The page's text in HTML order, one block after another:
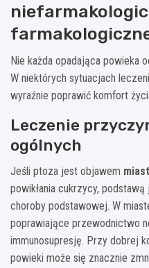
Nie każda opadająca powieka
W niektórych sytuacjach
wyraźnie poprawić komfort
Leczenie
ogólnych
Jeśli ptoza jest objawem
powikłania cukrzycy,
choroby podstawowej. W
poprawiające przewodnictwo
immunosupresję. Przy dobrej
powieki może się znacznie